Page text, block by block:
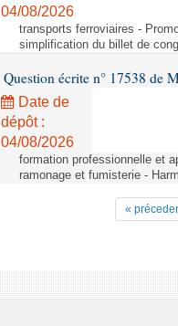
04/08/2026
transports ferroviaires -
simplification du billet de
Question écrite n° 17538 de
Date de
dépôt :
04/08/2026
formation professionnelle et
ramonage et fumisterie -
«